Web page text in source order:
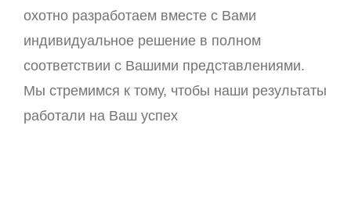
охотно разработаем вместе с Вами
индивидуальное решение в полном
соответствии с Вашими представлениями.
Мы стремимся к тому, чтобы наши результаты
работали на Ваш успех